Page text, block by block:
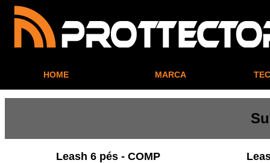
HOME MARCA
Leash 6 pés - COMP